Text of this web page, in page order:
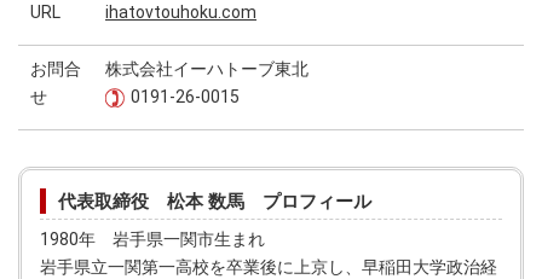
URL ihatovtouhoku.com
お問合
せ
株式会社イーハトーブ東北
0191-26-0015
代表取締役 松本 数馬 プロフィール
1980年 岩手県一関市生まれ
岩手県立一関第一高校を卒業後に上京し、早稲田大学政治経